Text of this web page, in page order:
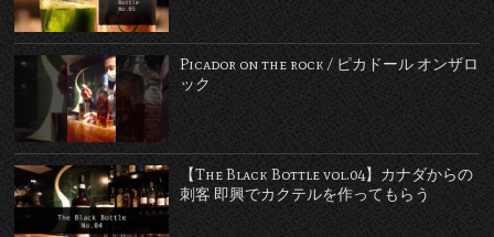
Picador on the rock / ピカドール オンザロ
ック
【The Black Bottle vol.04】カナダからの
刺客 即興でカクテルを作ってもらう